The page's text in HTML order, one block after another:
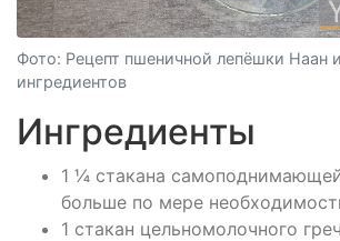
Фото: Рецепт пшеничной лепёшки Наан
ингредиентов
Ингредиенты
1 ¼ стакана
больше по мере
1 стакан цельномолочного